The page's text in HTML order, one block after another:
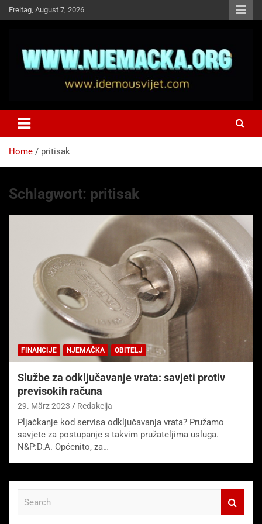
Skip
to
Freitag, August 7, 2026
Idemo u Svijet-Njemacka!
Home pritisak
Schlagwort: pritisak
FINANCIJE NJEMAČKA OBITELJ
Službe za odključavanje vrata: savjeti protiv
previsokih računa
29. März 2023 Redakcija
Pljačkanje kod servisa odključavanja vrata? Pružamo
savjete za postupanje s takvim pružateljima usluga.
N&P:D.A. Općenito, za…